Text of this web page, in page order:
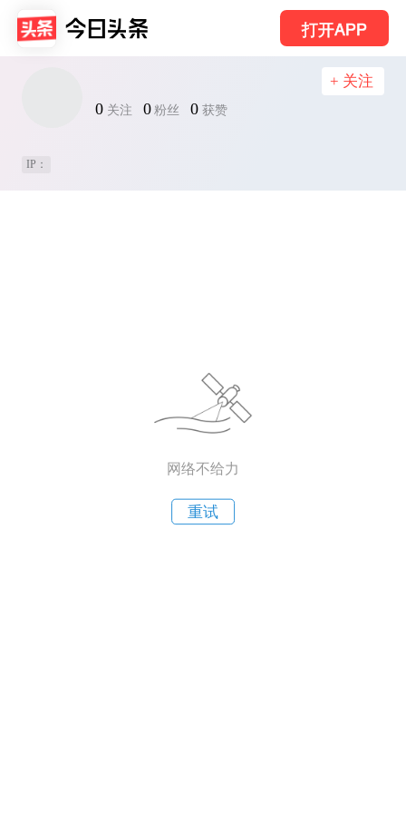
打开APP
0 关注 0 粉丝 0 获赞
+ 关注
IP：
网络不给力
重试